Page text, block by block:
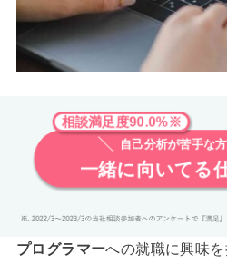
相談満足度90.0%※
自己分析が苦手な
一緒に向いてる
プログラマーへの就職に興味